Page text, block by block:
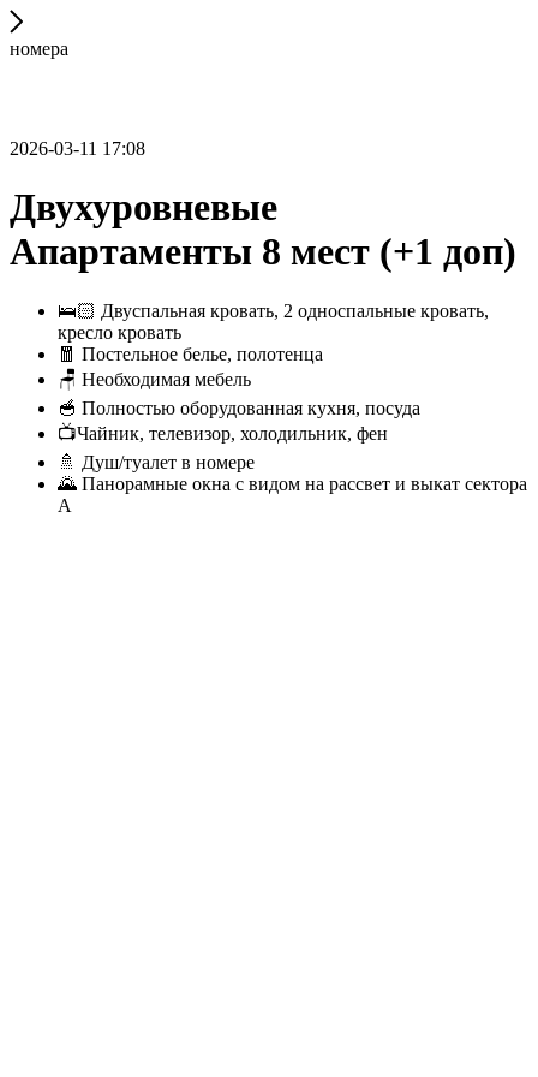
номера
2026-03-11 17:08
Двухуровневые
Апартаменты 8 мест (+1 доп)
🛌🏻 Двуспальная кровать, 2 односпальные кровать,
кресло кровать
🧧 Постельное белье, полотенца
🪑 Необходимая мебель
🥣 Полностью оборудованная кухня, посуда
📺Чайник, телевизор, холодильник, фен
🚿 Душ/туалет в номере
🌄 Панорамные окна с видом на рассвет и выкат сектора
А